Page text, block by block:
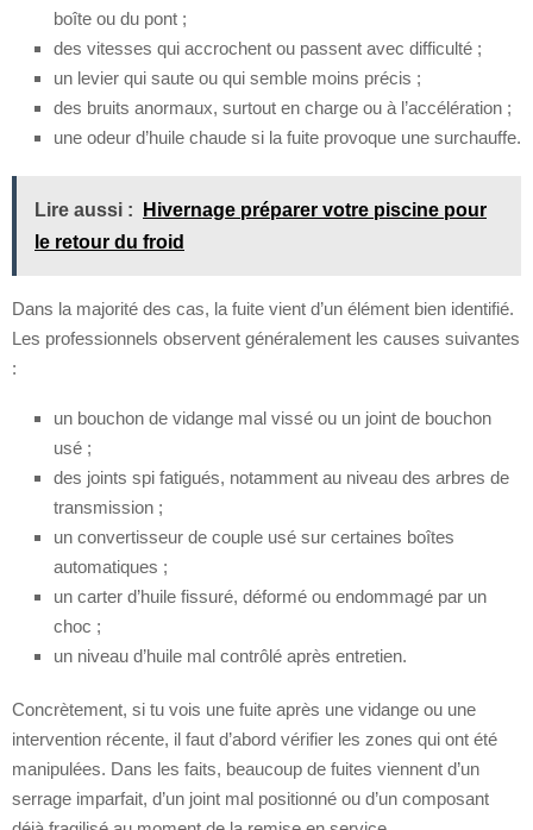
boîte ou du pont ;
des vitesses qui accrochent ou passent avec difficulté ;
un levier qui saute ou qui semble moins précis ;
des bruits anormaux, surtout en charge ou à l’accélération ;
une odeur d’huile chaude si la fuite provoque une surchauffe.
Lire aussi :
Hivernage préparer votre piscine pour
le retour du froid
Dans la majorité des cas, la fuite vient d’un élément bien identifié.
Les professionnels observent généralement les causes suivantes
:
un bouchon de vidange mal vissé ou un joint de bouchon
usé ;
des joints spi fatigués, notamment au niveau des arbres de
transmission ;
un convertisseur de couple usé sur certaines boîtes
automatiques ;
un carter d’huile fissuré, déformé ou endommagé par un
choc ;
un niveau d’huile mal contrôlé après entretien.
Concrètement, si tu vois une fuite après une vidange ou une
intervention récente, il faut d’abord vérifier les zones qui ont été
manipulées. Dans les faits, beaucoup de fuites viennent d’un
serrage imparfait, d’un joint mal positionné ou d’un composant